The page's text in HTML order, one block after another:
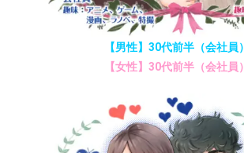
【男性】30代前半（会社員）
【女性】30代前半（会社員）